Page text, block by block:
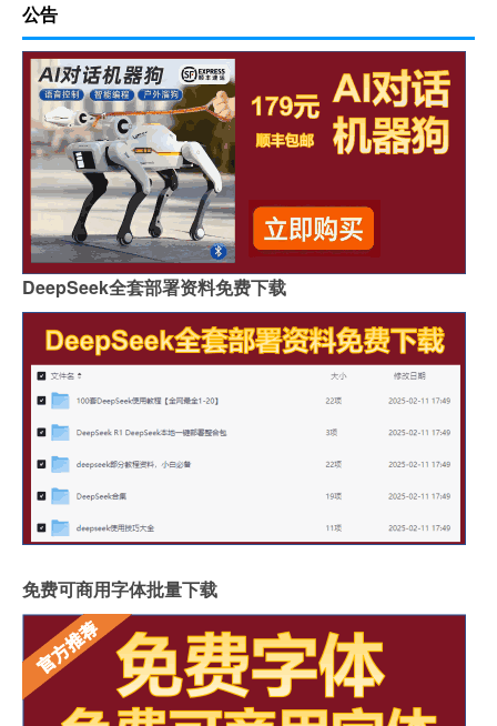
公告
DeepSeek全套部署资料免费下载
免费可商用字体批量下载